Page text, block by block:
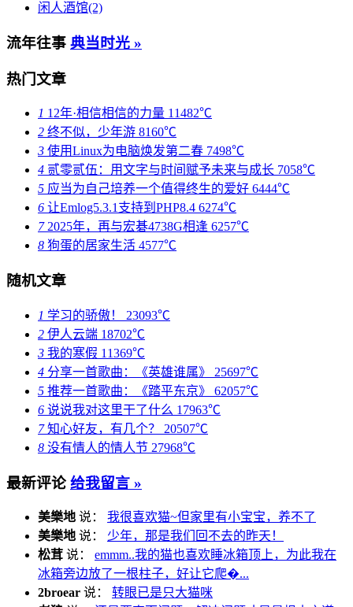
闲人酒馆(2)
流年往事 典当时光 »
热门文章
1 12年·相信相信的力量 11482℃
2 终不似，少年游 8160℃
3 使用Linux为电脑焕发第二春 7498℃
4 贰零贰伍：用文字与时间赋予未来与成长 7058℃
5 应当为自己培养一个值得终生的爱好 6444℃
6 让Emlog5.3.1支持到PHP8.4 6274℃
72025年，再与宏碁4738G相逢 6257℃
8 狗蛋的居家生活 4577℃
随机文章
1 学习的骄傲！ 23093℃
2 伊人云端 18702℃
3 我的寒假 11369℃
4 分享一首歌曲：《英雄谁属》 25697℃
5 推荐一首歌曲：《踏平东京》 62057℃
6 说说我对这里干了什么 17963℃
7知心好友，有几个？ 20507℃
8 没有情人的情人节 27968℃
最新评论 给我留言 »
美樂地 说： 我很喜欢猫~但家里有小宝宝，养不了
美樂地 说： 少年，那是我们回不去的昨天！
松茸 说： emmm..我的猫也喜欢睡冰箱顶上，为此我在
冰箱旁边放了一根柱子，好让它爬�...
2broear 说： 转眼已是只大猫咪